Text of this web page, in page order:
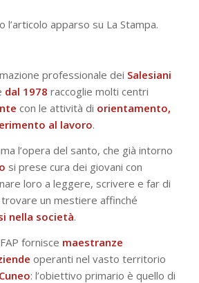
l’articolo apparso su La Stampa.
professionale dei Salesiani
dal 1978 raccoglie molti centri
con le attività di orientamento,
al lavoro.
l’opera del santo, che già intorno
si prese cura dei giovani con
loro a leggere, scrivere e far di
un mestiere affinché
nella società.
fornisce maestranze
operanti nel vasto territorio
: l’obiettivo primario è quello di